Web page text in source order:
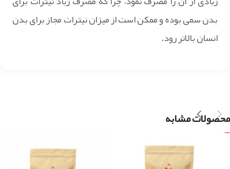
بدن سمی بوده و ممکن است از میزان نیترات مجاز برای بدن
انسان بالاتر رود.
محصولات مشابه